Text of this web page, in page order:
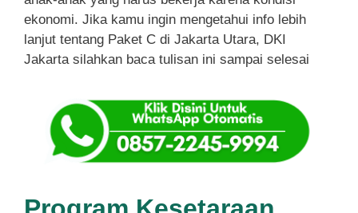
ekonomi. Jika kamu ingin mengetahui info lebih
lanjut tentang Paket C di Jakarta Utara, DKI
Jakarta silahkan baca tulisan ini sampai selesai